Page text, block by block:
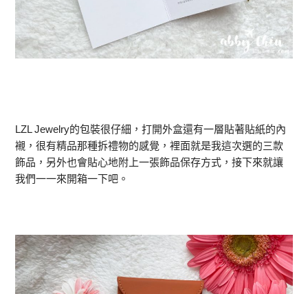
LZL Jewelry的包裝很仔細，打開外盒還有一層貼著貼紙的內
襯，很有精品那種拆禮物的感覺，裡面就是我這次選的三款
飾品，另外也會貼心地附上一張飾品保存方式，接下來就讓
我們一一來開箱一下吧。